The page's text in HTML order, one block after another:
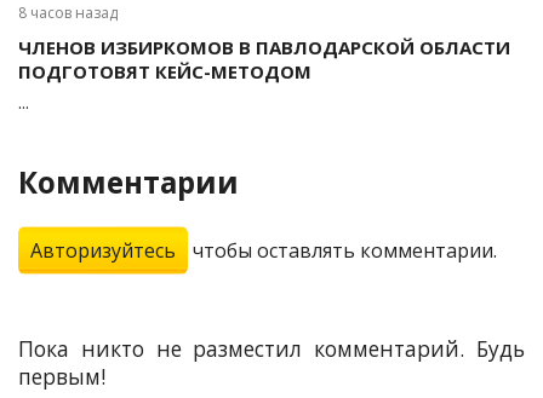
8 часов назад
ЧЛЕНОВ ИЗБИРКОМОВ В ПАВЛОДАРСКОЙ ОБЛАСТИ
ПОДГОТОВЯТ КЕЙС-МЕТОДОМ
...
Комментарии
Авторизуйтесь чтобы оставлять комментарии.
Пока никто не разместил комментарий. Будь
первым!